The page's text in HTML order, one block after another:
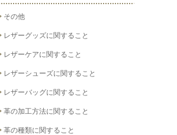
その他
レザーグッズに関すること
レザーケアに関すること
レザーシューズに関すること
レザーバッグに関すること
革の加工方法に関すること
革の種類に関すること